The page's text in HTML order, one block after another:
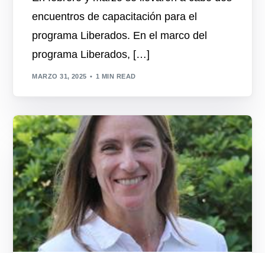
encuentros de capacitación para el
programa Liberados. En el marco del
programa Liberados, […]
MARZO 31, 2025 1 MIN READ